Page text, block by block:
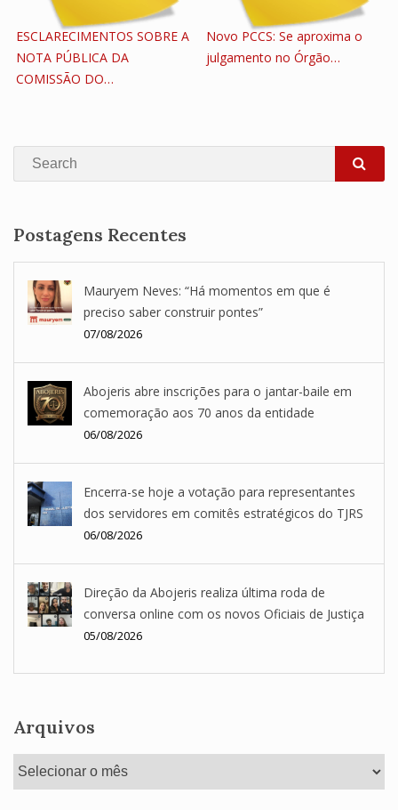
ESCLARECIMENTOS SOBRE A
NOTA PÚBLICA DA
COMISSÃO DO…
Novo PCCS: Se aproxima o
julgamento no Órgão…
Search
Postagens Recentes
Mauryem Neves: “Há momentos em que é
preciso saber construir pontes”
07/08/2026
Abojeris abre inscrições para o jantar-baile em
comemoração aos 70 anos da entidade
06/08/2026
Encerra-se hoje a votação para representantes
dos servidores em comitês estratégicos do TJRS
06/08/2026
Direção da Abojeris realiza última roda de
conversa online com os novos Oficiais de Justiça
05/08/2026
Arquivos
Arquivos